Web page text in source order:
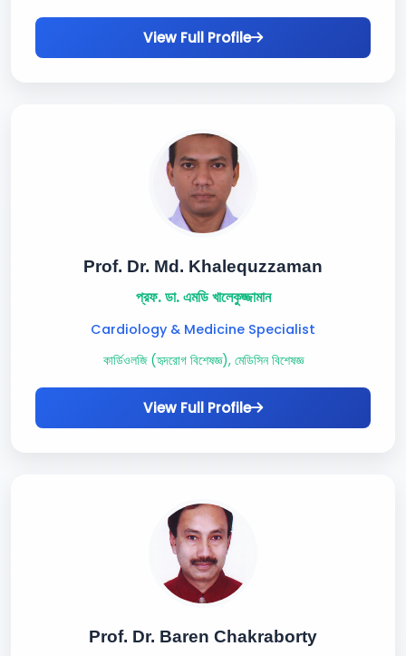
View Full Profile
Prof. Dr. Md. Khalequzzaman
প্রফ. ডা. এমডি খালেকুজ্জামান
Cardiology & Medicine Specialist
কার্ডিওলজি (হৃদরোগ বিশেষজ্ঞ), মেডিসিন বিশেষজ্ঞ
View Full Profile
Prof. Dr. Baren Chakraborty